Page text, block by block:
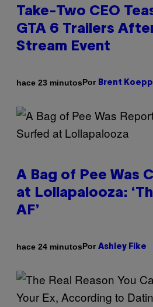
Take-Two CEO
GTA 6 Trailers
Stream Event
hace 23 minutosPor Brent Koepp
A Bag of Pee Was
at Lollapalooza:
AF’
hace 24 minutosPor Ashley Fike